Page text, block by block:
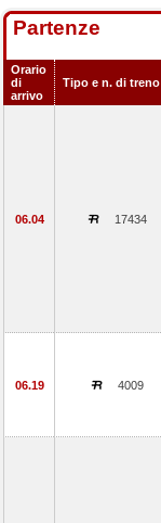
Partenze
Orario
di
arrivo
Tipo e n. di treno
06.04 17434
06.19 4009